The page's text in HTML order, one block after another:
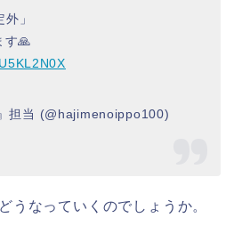
」
す🙏
担当 (@hajimenoippo100)
うなっていくのでしょうか。